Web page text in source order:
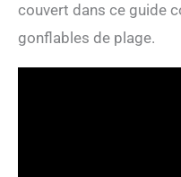
couvert dans ce guide
gonflables de plage.